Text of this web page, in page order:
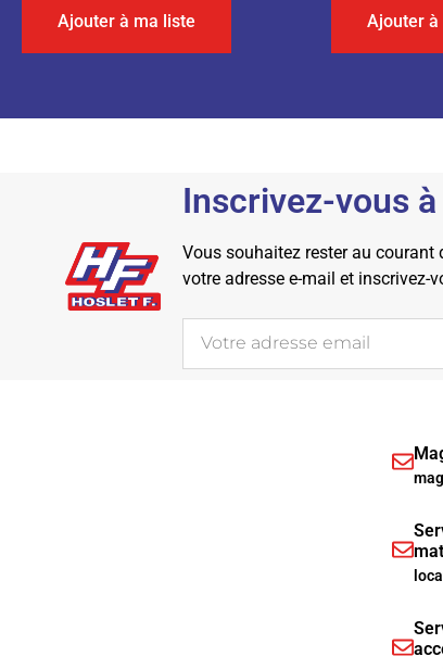
Ajouter à ma liste Ajouter à
Inscrivez-vous
Vous souhaitez rester au courant
votre adresse e-mail et inscrivez-